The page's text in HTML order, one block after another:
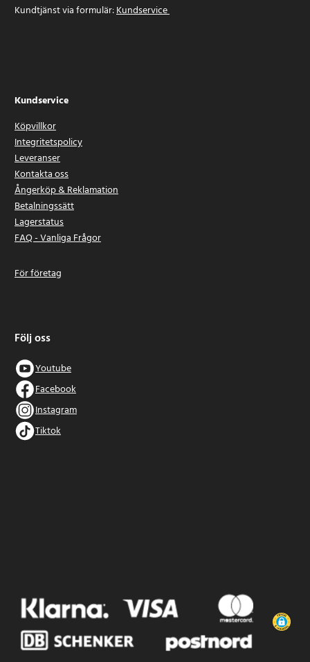
Kundtjänst via formulär:Kundservice
Kundservice
Köpvillkor
Integritetspolicy
Leveranser
Kontakta oss
Ångerköp & Reklamation
Betalningssätt
Lagerstatus
FAQ - Vanliga Frågor
För företag
Följ oss
Youtube
Facebook
Instagram
Tiktok